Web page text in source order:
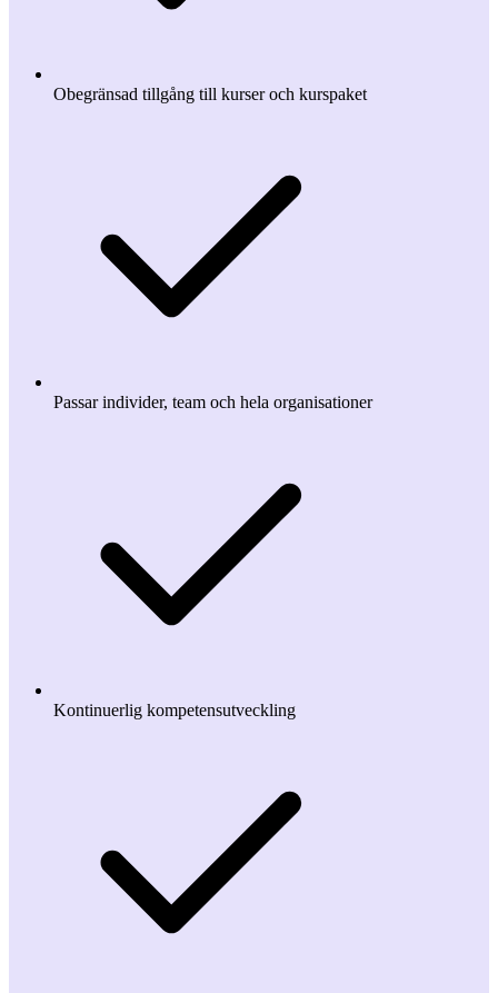
Obegränsad tillgång till kurser och kurspaket
Passar individer, team och hela organisationer
Kontinuerlig kompetensutveckling